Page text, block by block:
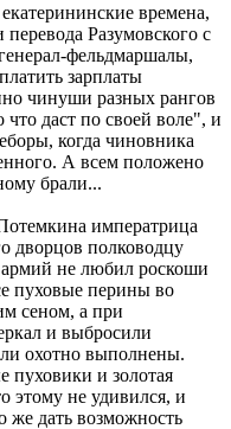
времена,
Разумовского с
фельдмаршалы,
зарплаты
чинуши разных рангов
даст по своей воле", и
когда чиновника
А всем положено
брали...
императрица
дворцов полководцу
не любил роскоши
пуховые перины во
сеном, а при
и выбросили
охотно выполнены.
пуховики и золотая
этому не удивился, и
же дать возможность